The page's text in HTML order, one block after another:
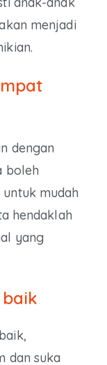
menjadi
dengan
boleh
mudah
hendaklah
yang
dan suka